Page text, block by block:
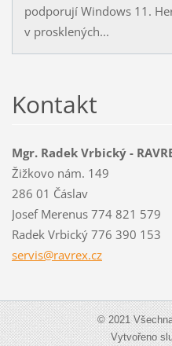
podporují Windows 11.
v prosklených...
Kontakt
Mgr. Radek Vrbický -
Žižkovo nám. 149
286 01 Čáslav
Josef Merenus 774 821 579
Radek Vrbický 776 390 153
servis@ravrex.cz
© 2021
Vytvořeno